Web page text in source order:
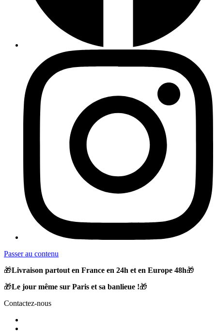
Passer au contenu
🎁Livraison partout en France en 24h et en Europe 48h🎁
🎁Le jour même sur Paris et sa banlieue !🎁
Contactez-nous